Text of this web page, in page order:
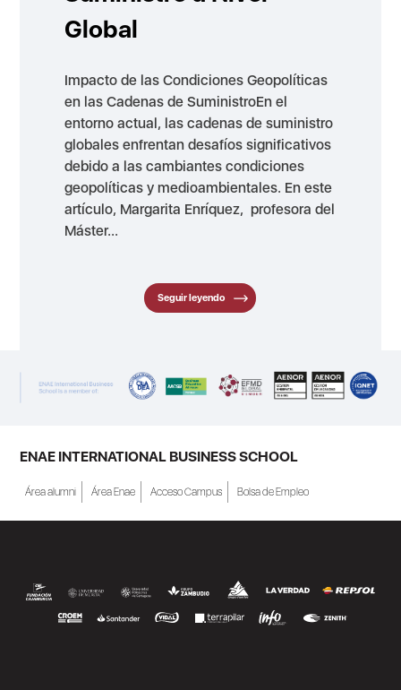
Global
Impacto de las Condiciones Geopolíticas
en las Cadenas de SuministroEn el
entorno actual, las cadenas de suministro
globales enfrentan desafíos significativos
debido a las cambiantes condiciones
geopolíticas y medioambientales. En este
artículo, Margarita Enríquez, profesora del
Máster...
Seguir leyendo
ENAE INTERNATIONAL BUSINESS SCHOOL
Área alumni Área Enae Acceso Campus Bolsa de Empleo